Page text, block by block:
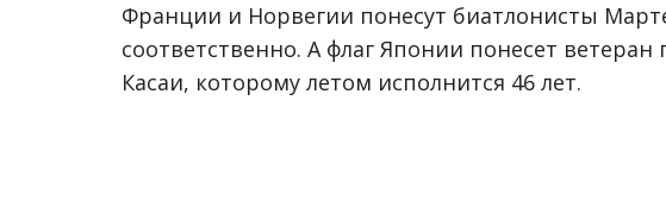
Франции и Норвегии понесут биатлонисты
соответственно. А флаг Японии понесет
Касаи, которому летом исполнится 46 лет.